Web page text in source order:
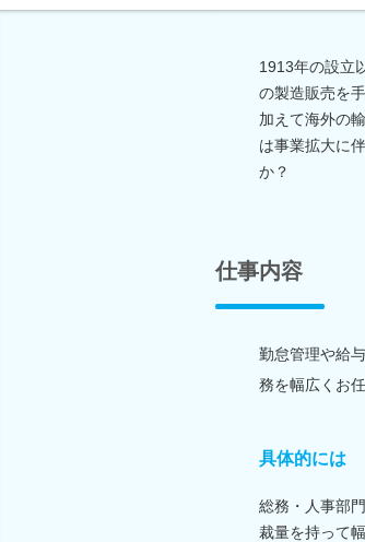
1913年の設立
の製造販売を
加えて海外の
は事業拡大に
か？
仕事内容
勤怠管理や給
務を幅広くお
具体的には
総務・人事部
裁量を持って